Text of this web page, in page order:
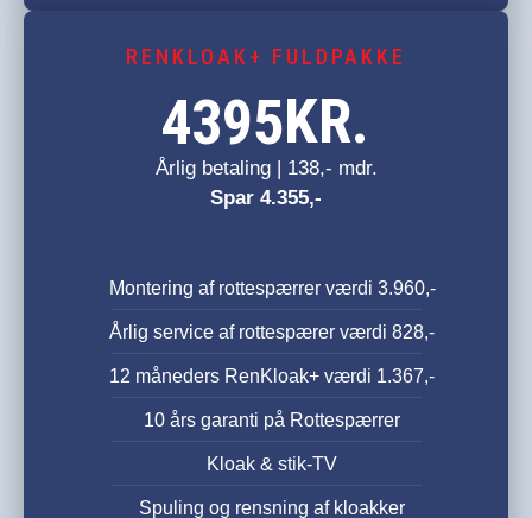
RENKLOAK+ FULDPAKKE
4395KR.
Årlig betaling | 138,- mdr.
Spar 4.355,-
Montering af rottespærrer værdi 3.960,-
Årlig service af rottespærer værdi 828,-
12 måneders RenKloak+ værdi 1.367,-
10 års garanti på Rottespærrer
Kloak & stik-TV
Spuling og rensning af kloakker